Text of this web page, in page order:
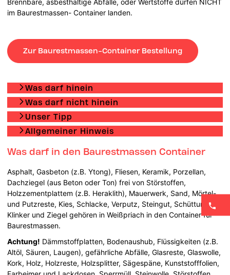
Brennbare, asbesthaltige Abfälle, oder Wertstoffe dürfen NICHT
im Baurestmassen- Container landen.
Zur Baurestmassen-Container Bestellung
Was darf hinein
Was darf nicht hinein
Unser Tipp
Allgemeiner Hinweis
Was darf in den Baurestmassen Container
Asphalt, Gasbeton (z.B. Ytong), Fliesen, Keramik, Porzellan,
Dachziegel (aus Beton oder Ton) frei von Störstoffen,
Holzzementplattem (z.B. Heraklith), Mauerwerk, Sand, Mörtel-
und Putzreste, Kies, Schlacke, Verputz, Steingut, Schüttung,
Klinker und Ziegel gehören in Weißpriach in den Container für
Baurestmassen.
Achtung! Dämmstoffplatten, Bodenaushub, Flüssigkeiten (z.B.
Altöl, Säuren, Laugen), gefährliche Abfälle, Glasreste, Glaswolle,
Kork, Holz, Holzreste, Holzsplitter, Sägespäne, Kunststofffolien,